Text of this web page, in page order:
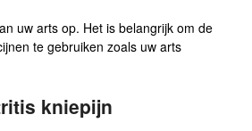
uw arts op. Het is belangrijk om de
te gebruiken zoals uw arts
kniepijn